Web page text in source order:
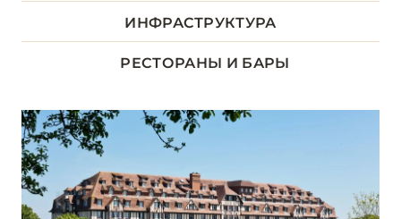
ДОЛИНА ЛУАРЫ
КОРСИКА
ЛАЗУРНЫЙ БЕРЕГ
ИНФРАСТРУКТУРА
РЕСТОРАНЫ И БАРЫ